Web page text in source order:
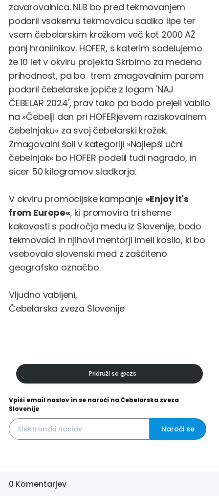
zavarovalnica. NLB bo pred tekmovanjem
podaril vsakemu tekmovalcu sadiko lipe ter
vsem čebelarskim krožkom več kot 2000 AŽ
panj hranilnikov. HOFER, s katerim sodelujemo
že 10 let v okviru projekta Skrbimo za medeno
prihodnost, pa bo trem zmagovalnim parom
podaril čebelarske jopiče z logom 'NAJ
ČEBELAR 2024', prav tako pa bodo prejeli vabilo
na »Čebelji dan pri HOFERjevem raziskovalnem
čebelnjaku« za svoj čebelarski krožek.
Zmagovalni šoli v kategoriji »Najlepši učni
čebelnjak« bo HOFER podelil tudi nagrado, in
sicer 50 kilogramov sladkorja.
V okviru promocijske kampanje »Enjoy it's
from Europe«, ki promovira tri sheme
kakovosti s področja medu iz Slovenije, bodo
tekmovalci in njihovi mentorji imeli kosilo, ki bo
vsebovalo slovenski med z zaščiteno
geografsko označbo.
Vljudno vabljeni,
Čebelarska zveza Slovenije
Pridruži se @czs
Vpiši email naslov in se naroči na Čebelarska zveza
Slovenije
Naroči se
0 Komentarjev